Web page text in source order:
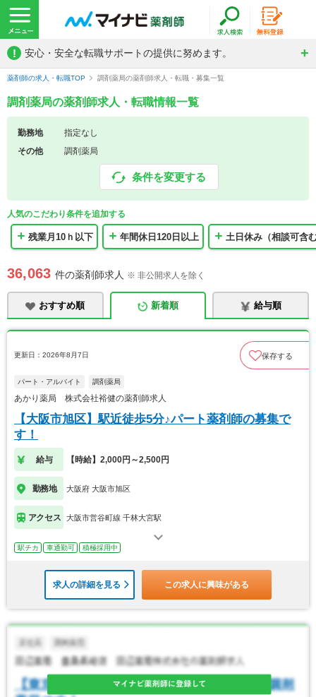
! 安心・安全な転職サポートの提供に努めます。
薬剤師の求人・転職TOP 調剤薬局の薬剤師求人・転職・募集一覧
調剤薬局の薬剤師求人・転職情報一覧
勤務地
指定なし
その他
調剤薬局
条件を変更する
人気のこだわり条件を追加する
残業月10ｈ以下 年間休日120日以上 土日休み（相談可含
36,063 件の薬剤師求人 ※ 非公開求人を除く
おすすめ順 新着順 給与順
更新日：2026年8月7日 保存する
パート・アルバイト 調剤薬局
あかり薬局 株式会社裕健の薬剤師求人
【大阪市旭区】駅近徒歩5分♪パート薬剤師の募集で
す！
給与 【時給】2,000円～2,500円
勤務地 大阪府 大阪市旭区
アクセス 大阪市営谷町線 千林大宮駅
駅チカ 車通勤可 積極採用中
求人の詳細を見る この求人に興味がある